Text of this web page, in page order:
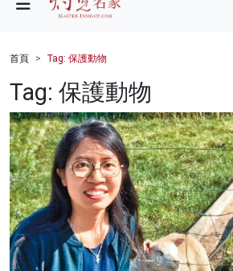
財經
健康
商業
科技
影片
名家榜
首頁 Tag: 保護動物
Tag: 保護動物